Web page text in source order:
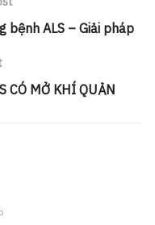
bệnh ALS – Giải pháp
CÓ MỞ KHÍ QUẢN